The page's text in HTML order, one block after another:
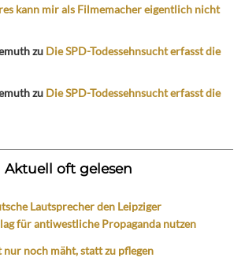
kann mir als Filmemacher eigentlich nicht
zu Die SPD-Todessehnsucht erfasst die
zu Die SPD-Todessehnsucht erfasst die
Aktuell oft gelesen
Lautsprecher den Leipziger
für antiwestliche Propaganda nutzen
nur noch mäht, statt zu pflegen